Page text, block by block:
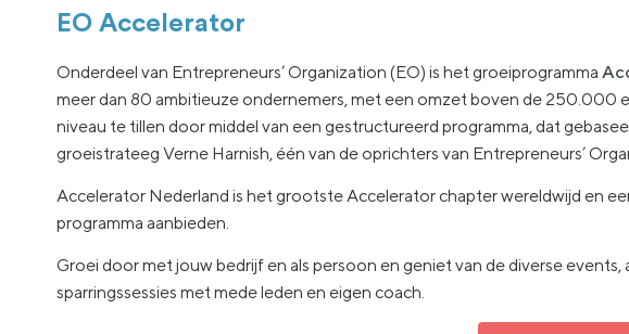
EO Accelerator
Onderdeel van Entrepreneurs’ Organization (EO) is het groeiprogramma
meer dan 80 ambitieuze ondernemers, met een omzet boven de 250.000
niveau te tillen door middel van een gestructureerd programma, dat
groeistrateeg Verne Harnish, één van de oprichters van Entrepreneurs’
Accelerator Nederland is het grootste Accelerator chapter wereldwijd en
programma aanbieden.
Groei door met jouw bedrijf en als persoon en geniet van de diverse
sparringssessies met mede leden en eigen coach.